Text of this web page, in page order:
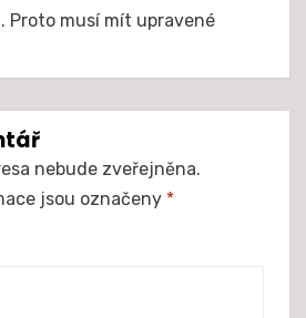
Proto musí mít upravené
nebude zveřejněna.
jsou označeny *